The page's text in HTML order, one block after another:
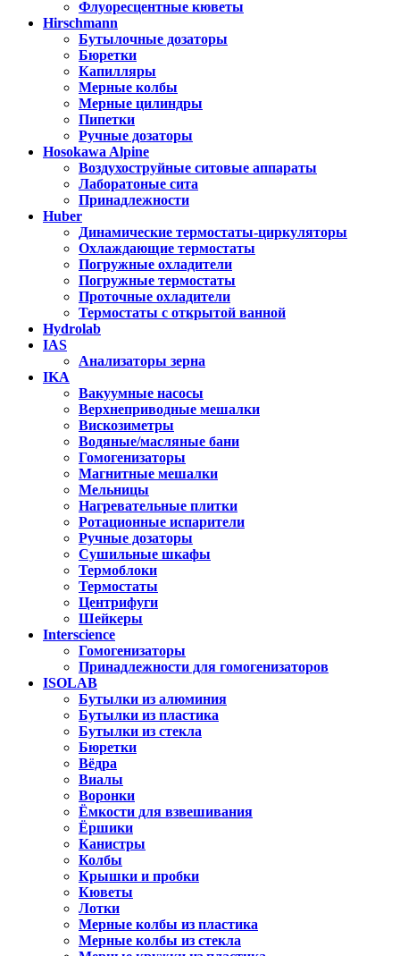
Флуоресцентные кюветы
Hirschmann
Бутылочные дозаторы
Бюретки
Капилляры
Мерные колбы
Мерные цилиндры
Пипетки
Ручные дозаторы
Hosokawa Alpine
Воздухоструйные ситовые аппараты
Лаборатоные сита
Принадлежности
Huber
Динамические термостаты-циркуляторы
Охлаждающие термостаты
Погружные охладители
Погружные термостаты
Проточные охладители
Термостаты с открытой ванной
Hydrolab
IAS
Анализаторы зерна
IKA
Вакуумные насосы
Верхнеприводные мешалки
Вискозиметры
Водяные/масляные бани
Гомогенизаторы
Магнитные мешалки
Мельницы
Нагревательные плитки
Ротационные испарители
Ручные дозаторы
Сушильные шкафы
Термоблоки
Термостаты
Центрифуги
Шейкеры
Interscience
Гомогенизаторы
Принадлежности для гомогенизаторов
ISOLAB
Бутылки из алюминия
Бутылки из пластика
Бутылки из стекла
Бюретки
Вёдра
Виалы
Воронки
Ёмкости для взвешивания
Ёршики
Канистры
Колбы
Крышки и пробки
Кюветы
Лотки
Мерные колбы из пластика
Мерные колбы из стекла